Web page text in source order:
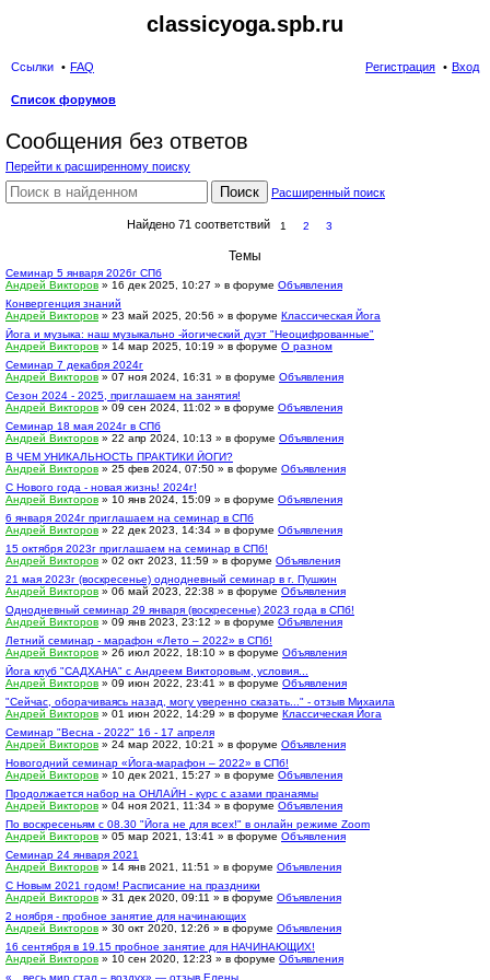
classicyoga.spb.ru
Ссылки FAQ Вход
Регистрация
Список форумов
Сообщения без ответов
Перейти к расширенному поиску
Поиск Расширенный поиск
Найдено 71 соответствий 1 2 3
Темы
Семинар 5 января 2026г СПб
Андрей Викторов » 16 дек 2025, 10:27 » в форуме Объявления
Конвергенция знаний
Андрей Викторов » 23 май 2025, 20:56 » в форуме Классическая Йога
Йога и музыка: наш музыкально -йогический дуэт "Неоцифрованные"
Андрей Викторов » 14 мар 2025, 10:19 » в форуме О разном
Семинар 7 декабря 2024г
Андрей Викторов » 07 ноя 2024, 16:31 » в форуме Объявления
Сезон 2024 - 2025, приглашаем на занятия!
Андрей Викторов » 09 сен 2024, 11:02 » в форуме Объявления
Семинар 18 мая 2024г в СПб
Андрей Викторов » 22 апр 2024, 10:13 » в форуме Объявления
В ЧЕМ УНИКАЛЬНОСТЬ ПРАКТИКИ ЙОГИ?
Андрей Викторов » 25 фев 2024, 07:50 » в форуме Объявления
С Нового года - новая жизнь! 2024г!
Андрей Викторов » 10 янв 2024, 15:09 » в форуме Объявления
6 января 2024г приглашаем на семинар в СПб
Андрей Викторов » 22 дек 2023, 14:34 » в форуме Объявления
15 октября 2023г приглашаем на семинар в СПб!
Андрей Викторов » 02 окт 2023, 11:59 » в форуме Объявления
21 мая 2023г (воскресенье) однодневный семинар в г. Пушкин
Андрей Викторов » 06 май 2023, 22:38 » в форуме Объявления
Однодневный семинар 29 января (воскресенье) 2023 года в СПб!
Андрей Викторов » 09 янв 2023, 23:12 » в форуме Объявления
Летний семинар - марафон «Лето – 2022» в СПб!
Андрей Викторов » 26 июл 2022, 18:10 » в форуме Объявления
Йога клуб "САДХАНА" с Андреем Викторовым, условия...
Андрей Викторов » 09 июн 2022, 23:41 » в форуме Объявления
"Сейчас, оборачиваясь назад, могу уверенно сказать..." - отзыв Михаила
Андрей Викторов » 01 июн 2022, 14:29 » в форуме Классическая Йога
Семинар "Весна - 2022" 16 - 17 апреля
Андрей Викторов » 24 мар 2022, 10:21 » в форуме Объявления
Новогодний семинар «Йога-марафон – 2022» в СПб!
Андрей Викторов » 10 дек 2021, 15:27 » в форуме Объявления
Продолжается набор на ОНЛАЙН - курс с азами пранаямы
Андрей Викторов » 04 ноя 2021, 11:34 » в форуме Объявления
По воскресеньям с 08.30 "Йога не для всех!" в онлайн режиме Zoom
Андрей Викторов » 05 мар 2021, 13:41 » в форуме Объявления
Семинар 24 января 2021
Андрей Викторов » 14 янв 2021, 11:51 » в форуме Объявления
С Новым 2021 годом! Расписание на праздники
Андрей Викторов » 31 дек 2020, 09:11 » в форуме Объявления
2 ноября - пробное занятие для начинающих
Андрей Викторов » 30 окт 2020, 12:26 » в форуме Объявления
16 сентября в 19.15 пробное занятие для НАЧИНАЮЩИХ!
Андрей Викторов » 10 сен 2020, 12:23 » в форуме Объявления
«…весь мир стал – воздух» — отзыв Елены